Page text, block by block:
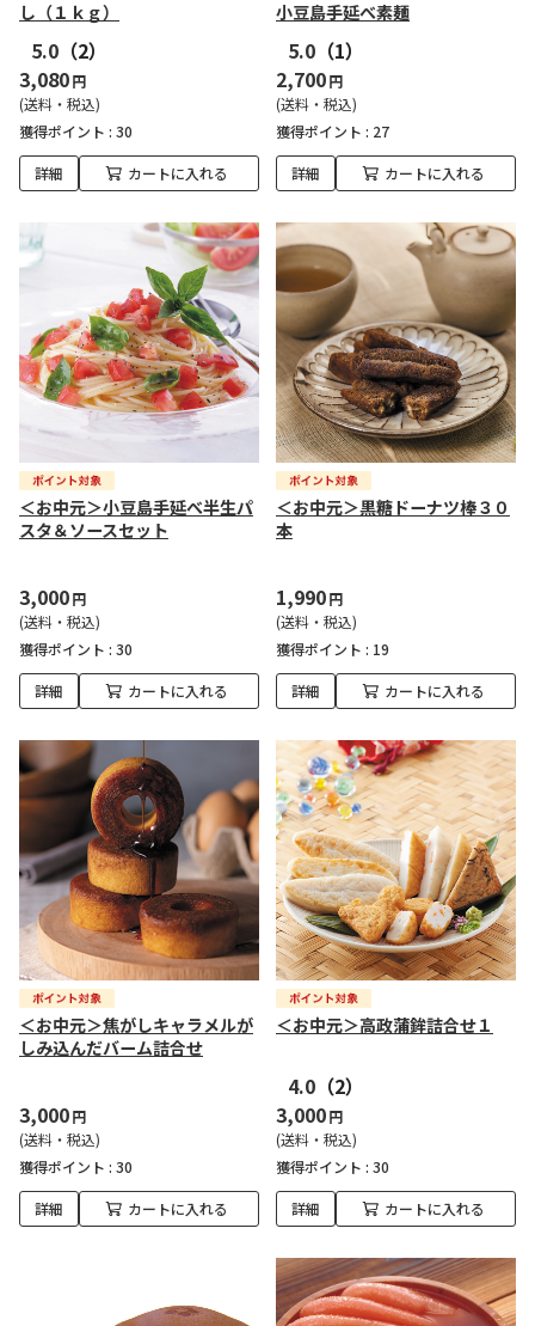
し（１ｋｇ）
5.0 （2）
3,080円
(送料・税込)
獲得ポイント : 30
詳細 カートに入れる
小豆島手延べ素麺
5.0 （1）
2,700円
(送料・税込)
獲得ポイント : 27
詳細 カートに入れる
＜お中元＞小豆島手延べ半生パ
スタ＆ソースセット
3,000円
(送料・税込)
獲得ポイント : 30
詳細 カートに入れる
＜お中元＞黒糖ドーナツ棒３０
本
1,990円
(送料・税込)
獲得ポイント : 19
詳細 カートに入れる
＜お中元＞焦がしキャラメルが
しみ込んだバーム詰合せ
3,000円
(送料・税込)
獲得ポイント : 30
詳細 カートに入れる
＜お中元＞高政蒲鉾詰合せ１
4.0 （2）
3,000円
(送料・税込)
獲得ポイント : 30
詳細 カートに入れる